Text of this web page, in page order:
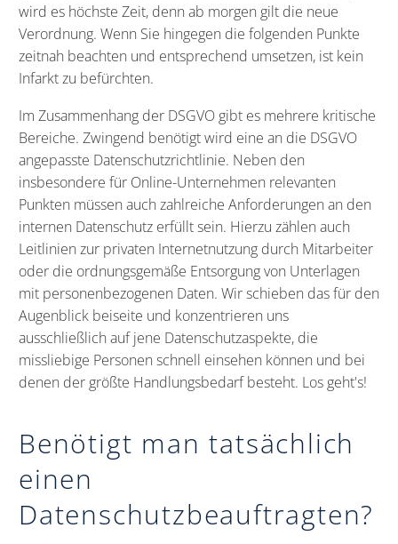
wird es höchste Zeit, denn ab morgen gilt die neue
Verordnung. Wenn Sie hingegen die folgenden Punkte
zeitnah beachten und entsprechend umsetzen, ist kein
Infarkt zu befürchten.
Im Zusammenhang der DSGVO gibt es mehrere kritische
Bereiche. Zwingend benötigt wird eine an die DSGVO
angepasste Datenschutzrichtlinie. Neben den
insbesondere für Online-Unternehmen relevanten
Punkten müssen auch zahlreiche Anforderungen an den
internen Datenschutz erfüllt sein. Hierzu zählen auch
Leitlinien zur privaten Internetnutzung durch Mitarbeiter
oder die ordnungsgemäße Entsorgung von Unterlagen
mit personenbezogenen Daten. Wir schieben das für den
Augenblick beiseite und konzentrieren uns
ausschließlich auf jene Datenschutzaspekte, die
missliebige Personen schnell einsehen können und bei
denen der größte Handlungsbedarf besteht. Los geht's!
Benötigt man tatsächlich
einen
Datenschutzbeauftragten?